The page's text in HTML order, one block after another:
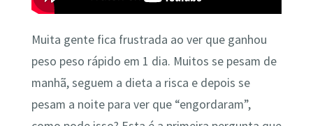
Muita gente fica frustrada ao ver que ganhou
peso peso rápido em 1 dia. Muitos se pesam de
manhã, seguem a dieta a risca e depois se
pesam a noite para ver que “engordaram”,